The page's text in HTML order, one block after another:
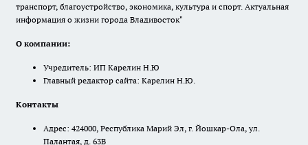
транспорт, благоустройство, экономика, культура и спорт. Актуальная
информация о жизни города Владивосток"
О компании:
Учредитель: ИП Карелин Н.Ю
Главный редактор сайта: Карелин Н.Ю.
Контакты
Адрес: 424000, Республика Марий Эл, г. Йошкар-Ола, ул.
Палантая, д. 63В